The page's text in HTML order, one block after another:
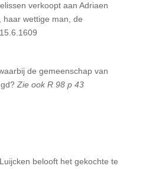
verkoopt aan Adriaen
haar wettige man, de
de gemeenschap van
Zie ook R 98 p 43
belooft het gekochte te